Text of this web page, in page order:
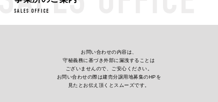
土地の売却
SALES OFFICE
お問い合わせの内容は、
守秘義務に基づき外部に漏洩することは
ございませんので、ご安心ください。
お問い合わせの際は建売分譲用地募集のHPを
見たとお伝え頂くとスムーズです。